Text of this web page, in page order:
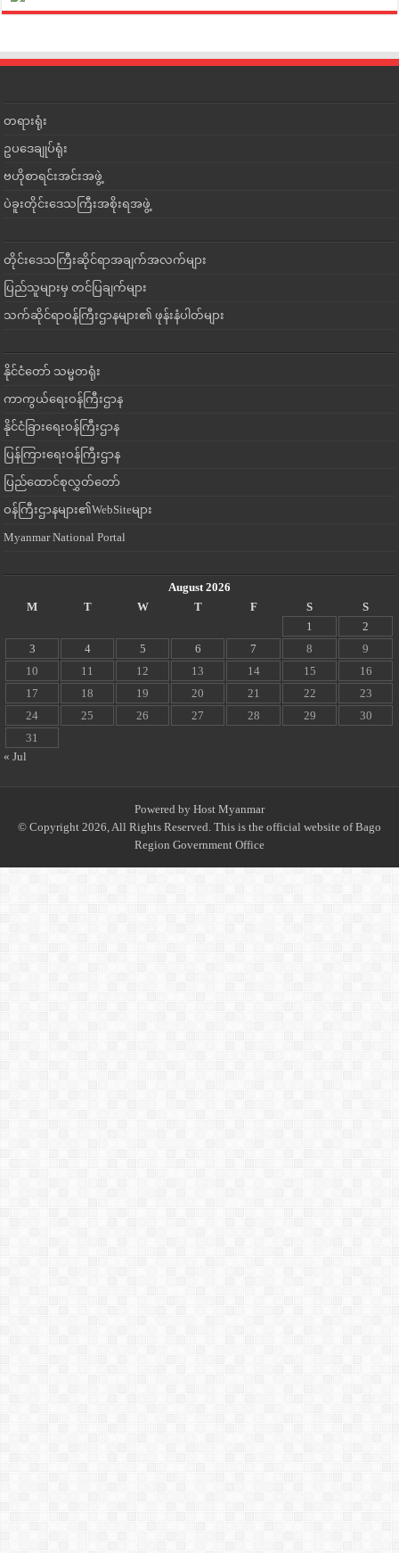
တရားရုံး
ဥပဒေချုပ်ရုံး
ဗဟိုစာရင်းအင်းအဖွဲ့
ပဲခူးတိုင်းဒေသကြီးအစိုးရအဖွဲ့
တိုင်းဒေသကြီးဆိုင်ရာအချက်အလက်များ
ပြည်သူများမှ တင်ပြချက်များ
သက်ဆိုင်ရာဝန်ကြီးဌာနများ၏ ဖုန်းနံပါတ်များ
နိုင်ငံတော် သမ္မတရုံး
ကာကွယ်ရေးဝန်ကြီးဌာန
နိုင်ငံခြားရေးဝန်ကြီးဌာန
ပြန်ကြားရေးဝန်ကြီးဌာန
ပြည်ထောင်စုလွှတ်တော်
ဝန်ကြီးဌာနများ၏WebSiteများ
Myanmar National Portal
August 2026
M
T W T F S
S
1
2
3
4 5 6 7 8
9
10
11 12 13 14 15
16
17
18 19 20 21 22
23
24
25 26 27 28 29
30
31
« Jul
Powered by Host Myanmar
© Copyright 2026, All Rights Reserved. This is the official website of Bago
Region Government Office